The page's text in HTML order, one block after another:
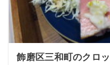
飾磨区三和町のクロ